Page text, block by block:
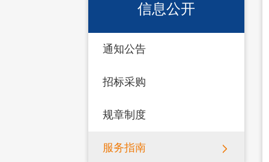
信息公开
通知公告
招标采购
规章制度
服务指南